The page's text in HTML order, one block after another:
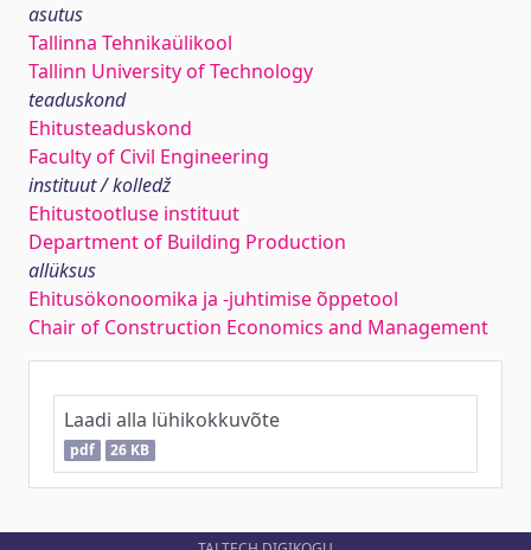
asutus
Tallinna Tehnikaülikool
Tallinn University of Technology
teaduskond
Ehitusteaduskond
Faculty of Civil Engineering
instituut / kolledž
Ehitustootluse instituut
Department of Building Production
allüksus
Ehitusökonoomika ja -juhtimise õppetool
Chair of Construction Economics and Management
Laadi alla lühikokkuvõte
pdf 26 KB